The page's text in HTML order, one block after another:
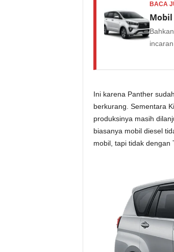
BACA
Mobil
Ini karena Panther
berkurang. Sementara
produksinya masih
biasanya mobil diesel
mobil, tapi tidak dengan